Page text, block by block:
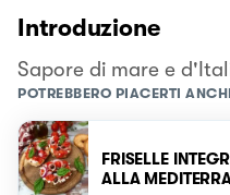
Introduzione
Sapore di mare e
POTREBBERO PIACERTI
FRISELLE
ALLA